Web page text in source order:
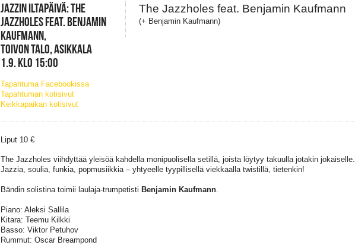
JAZZIN ILTAPÄIVÄ: THE
JAZZHOLES FEAT. BENJAMIN
KAUFMANN,
TOIVON TALO, ASIKKALA
1.9. KLO 15:00
Tapahtuma Facebookissa
Tapahtuman kotisivut
Keikkapaikan kotisivut
The Jazzholes feat. Benjamin Kaufmann
(+ Benjamin Kaufmann)
Liput 10 €
The Jazzholes viihdyttää yleisöä kahdella monipuolisella setillä, joista löytyy takuulla jotakin jokaiselle.
Jazzia, soulia, funkia, popmusiikkia – yhtyeelle tyypillisellä viekkaalla twistillä, tietenkin!
Bändin solistina toimii laulaja-trumpetisti Benjamin Kaufmann.
Piano: Aleksi Sallila
Kitara: Teemu Kilkki
Basso: Viktor Petuhov
Rummut: Oscar Breampond